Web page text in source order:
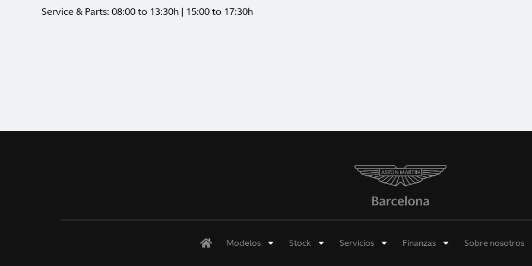
Service & Parts: 08:00 to 13:30h | 15:00 to 17:30h
Modelos Stock Servicios Finanzas Sobre nosotros